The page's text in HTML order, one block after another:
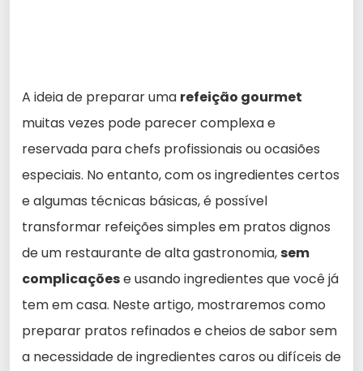
A ideia de preparar uma refeição gourmet
muitas vezes pode parecer complexa e
reservada para chefs profissionais ou ocasiões
especiais. No entanto, com os ingredientes certos
e algumas técnicas básicas, é possível
transformar refeições simples em pratos dignos
de um restaurante de alta gastronomia,sem
complicaçõese usando ingredientes que você já
tem em casa. Neste artigo, mostraremos como
preparar pratos refinados e cheios de sabor sem
a necessidade de ingredientes caros ou difíceis de